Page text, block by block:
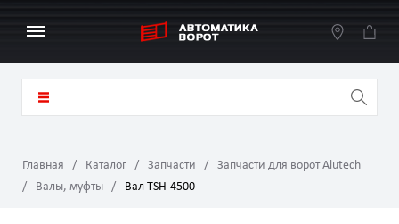
Главная Каталог Запчасти
Запчасти для ворот Alutech
Валы, муфты
Вал TSH-4500